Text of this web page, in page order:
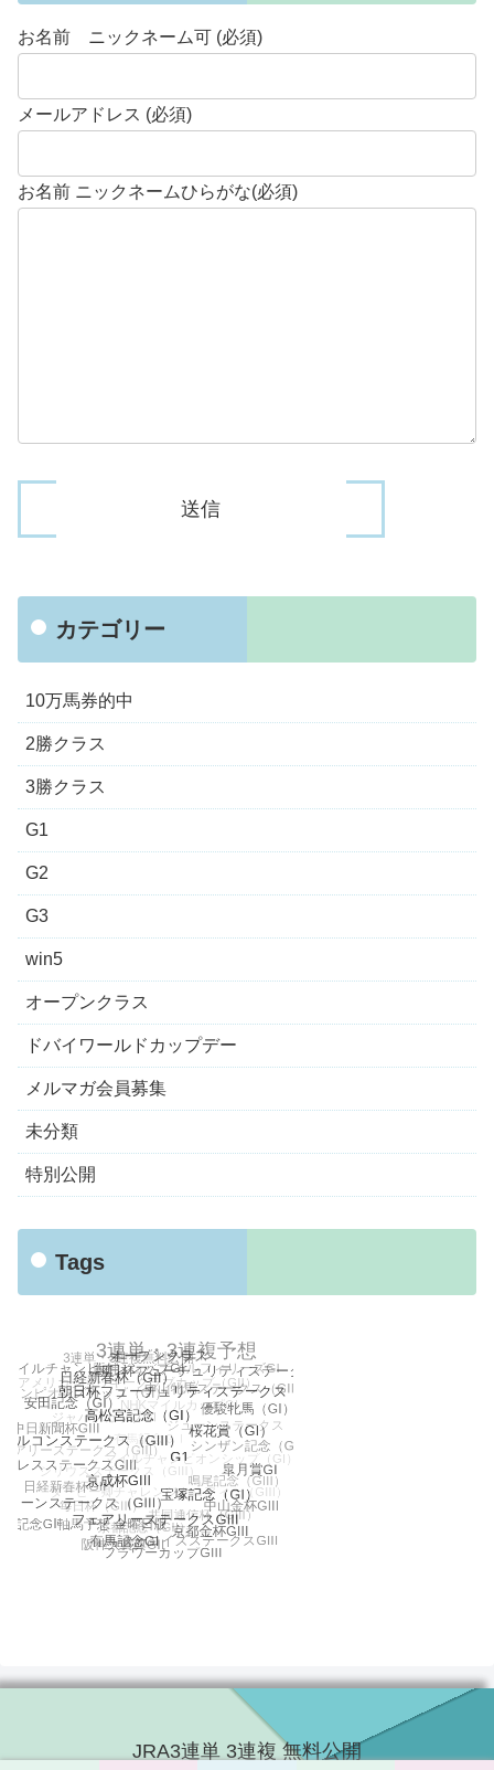
お名前 ニックネーム可 (必須)
メールアドレス (必須)
お名前 ニックネームひらがな(必須)
カテゴリー
10万馬券的中
2勝クラス
3勝クラス
G1
G2
G3
win5
オープンクラス
ドバイワールドカップデー
メルマガ会員募集
未分類
特別公開
Tags
JRA3連単 3連複 無料公開